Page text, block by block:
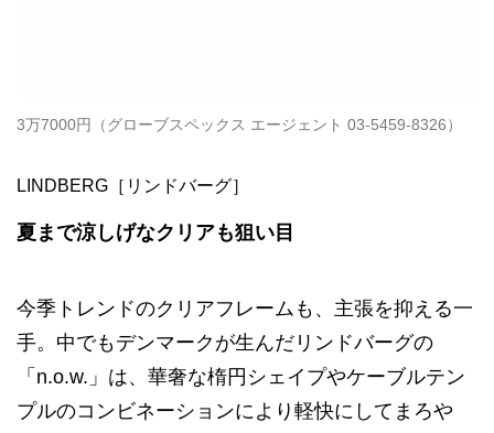
3万7000円（グローブスペックス エージェント 03-5459-8326）
LINDBERG［リンドバーグ］
夏まで涼しげなクリアも狙い目
今季トレンドのクリアフレームも、主張を抑える一
手。中でもデンマークが生んだリンドバーグの
「n.o.w.」は、華奢な楕円シェイプやケーブルテン
プルのコンビネーションにより軽快にしてまろや